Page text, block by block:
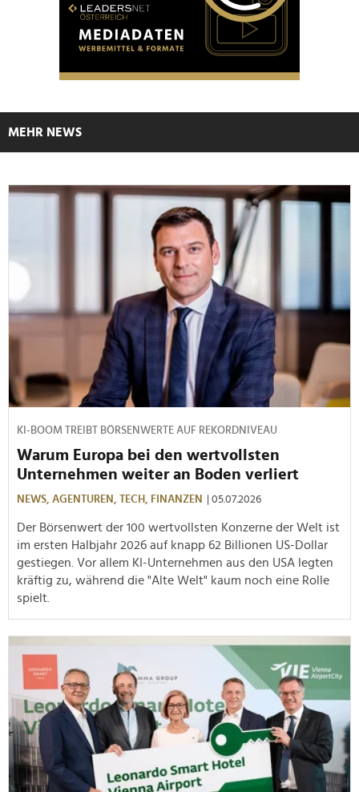
MEHR NEWS
KI-BOOM TREIBT BÖRSENWERTE AUF REKORDNIVEAU
Warum Europa bei den wertvollsten
Unternehmen weiter an Boden verliert
NEWS, AGENTUREN, TECH, FINANZEN | 05.07.2026
Der Börsenwert der 100 wertvollsten Konzerne der Welt ist
im ersten Halbjahr 2026 auf knapp 62 Billionen US-Dollar
gestiegen. Vor allem KI-Unternehmen aus den USA legten
kräftig zu, während die "Alte Welt" kaum noch eine Rolle
spielt.